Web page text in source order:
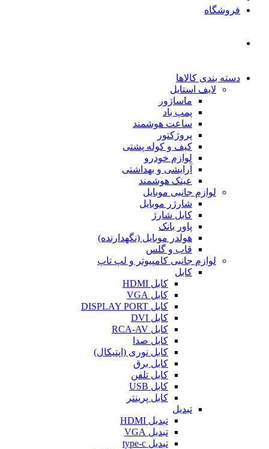
فروشگاه
دسته بندی کالاها
لایف استایل
ماساژور
پمپ باد
ساعت هوشمند
پروژکتور
کیف و کوله پشتی
لوازم خودرو
آرایشی و بهداشتی
عینک هوشمند
لوازم جانبی موبایل
شارژر موبایل
کابل شارژ
پاور بانک
هولدر موبایل (نگهدارنده)
قاب و گلس
لوازم جانبی کامپیوتر و لپ تاپ
کابل
کابل HDMI
کابل VGA
کابل DISPLAY PORT
کابل DVI
کابل RCA-AV
کابل صدا
کابل نوری (اپتیکال)
کابل برق
کابل تلفن
کابل USB
کابل پرینتر
تبدیل
تبدیل HDMI
تبدیل VGA
تبدیل type-c